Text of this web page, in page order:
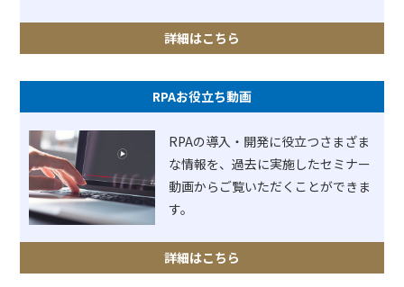
詳細はこちら
RPAお役立ち動画
RPAの導入・開発に役立つさまざま
な情報を、過去に実施したセミナー
動画からご覧いただくことができま
す。
詳細はこちら